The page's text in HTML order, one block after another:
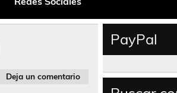
Deja un comentario
PayPal